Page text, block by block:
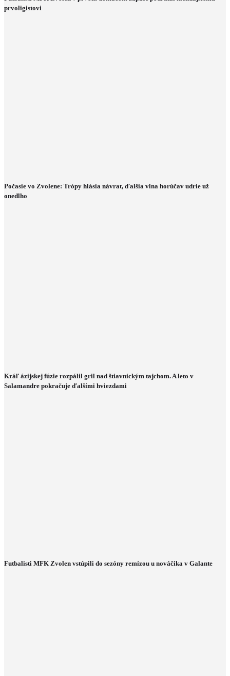
prvoligistovi
Počasie vo Zvolene: Trópy hlásia návrat, ďalšia vlna horúčav udrie už
onedlho
Kráľ ázijskej fúzie rozpálil gril nad štiavnickým tajchom. A leto v
Salamandre pokračuje ďalšími hviezdami
Futbalisti MFK Zvolen vstúpili do sezóny remízou u nováčika v Galante